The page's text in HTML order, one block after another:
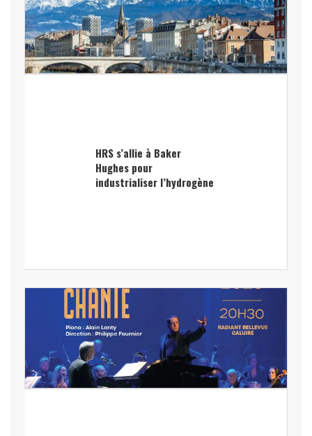
HRS s’allie à Baker
Hughes pour
industrialiser l’hydrogène